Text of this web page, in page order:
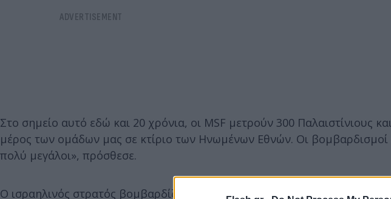
Στο σημείο αυτό εδώ και 20 χρόνια, οι MSF μετρούν 300 Παλαιστίνιους
μέρος των ομάδων μας σε κτίριο των Ηνωμένων Εθνών. Οι βομβαρδισμοί
πολύ μεγάλοι», πρόσθεσε.
Ο ισραηλινός στρατός βομβαρδίζει από το Σάββατο τη Λωρίδα της